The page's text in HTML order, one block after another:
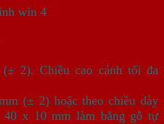
2). Chiều cao cánh tối đa
(± 2) hoặc theo chiều dày
x 10 mm làm bằng gỗ tự